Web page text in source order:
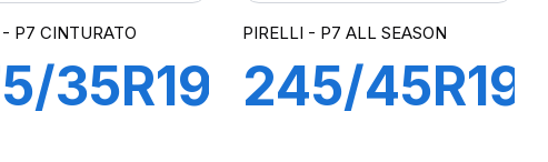
P7 CINTURATO
35R19
PIRELLI - P7 ALL SEASON
245/45R19